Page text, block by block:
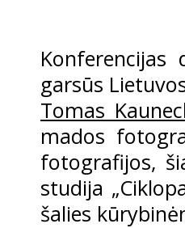
garsūs
Tomas
mados
fotografijos,
studija
šalies